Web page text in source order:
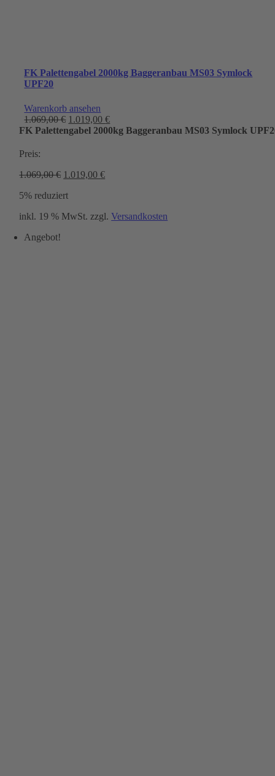
FK Palettengabel 2000kg Baggeranbau MS03 Symlock
UPF20
Warenkorb ansehen
1.069,00€ Ursprünglicher
Preis
1.019,00€Aktueller
Preis
FK Palettengabel 2000kg Baggeranbau MS03 Symlock
Preis:
1.069,00€ Ursprünglicher
war:
1.019,00€Aktueller
5% reduziert
inkl. 19 % MwSt. zzgl.Versandkosten
Angebot!